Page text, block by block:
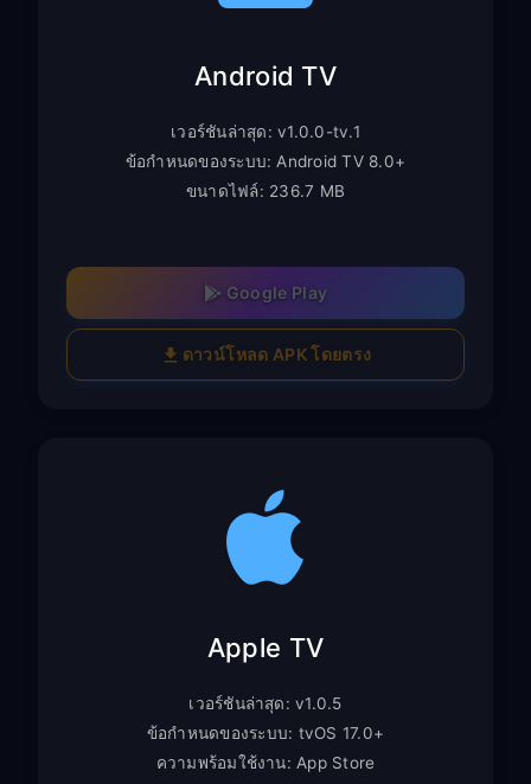
Android TV
เวอร์ชันล่าสุด: v1.0.0-tv.1
ข้อกำหนดของระบบ: Android TV 8.0+
ขนาดไฟล์: 236.7 MB
Google Play
ดาวน์โหลด APK โดยตรง
Apple TV
เวอร์ชันล่าสุด: v1.0.5
ข้อกำหนดของระบบ: tvOS 17.0+
ความพร้อมใช้งาน: App Store